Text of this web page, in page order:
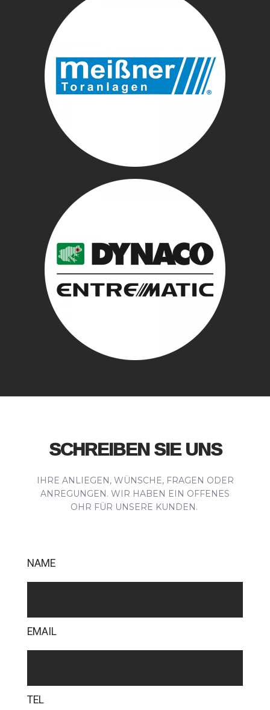
SCHREIBEN SIE UNS
IHRE ANLIEGEN, WÜNSCHE, FRAGEN ODER
ANREGUNGEN. WIR HABEN EIN OFFENES
OHR FÜR UNSERE KUNDEN.
NAME
EMAIL
TEL